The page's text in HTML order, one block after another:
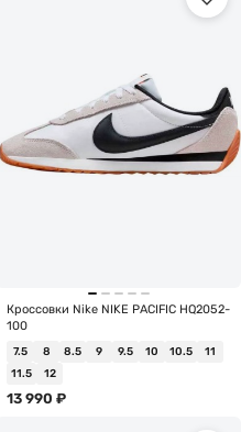
Кроссовки Nike NIKE PACIFIC HQ2052-
100
7.5 8 8.5 9 9.5 10 10.5
11
11.5
12
13 990 ₽